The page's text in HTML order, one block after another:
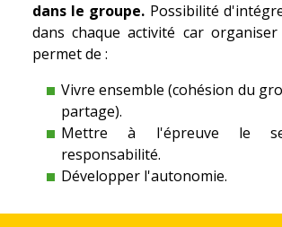
dans le groupe. Possibilité
dans chaque activité car
permet de :
Vivre ensemble (cohésion du
partage).
Mettre à l'épreuve le
responsabilité.
Développer l'autonomie.